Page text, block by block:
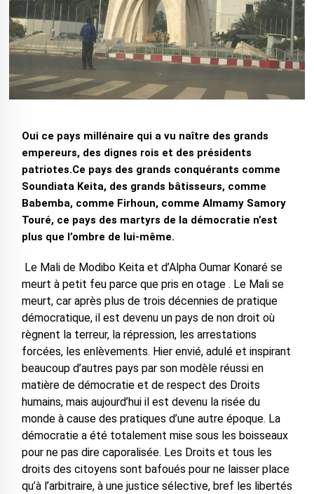
Oui ce pays millénaire qui a vu naître des grands
empereurs, des dignes rois et des présidents
patriotes.Ce pays des grands conquérants comme
Soundiata Keita, des grands bâtisseurs, comme
Babemba, comme Firhoun, comme Almamy Samory
Touré, ce pays des martyrs de la démocratie n’est
plus que l’ombre de lui-même.
Le Mali de Modibo Keita et d’Alpha Oumar Konaré se
meurt à petit feu parce que pris en otage . Le Mali se
meurt, car après plus de trois décennies de pratique
démocratique, il est devenu un pays de non droit où
règnent la terreur, la répression, les arrestations
forcées, les enlèvements. Hier envié, adulé et inspirant
beaucoup d’autres pays par son modèle réussi en
matière de démocratie et de respect des Droits
humains, mais aujourd’hui il est devenu la risée du
monde à cause des pratiques d’une autre époque. La
démocratie a été totalement mise sous les boisseaux
pour ne pas dire caporalisée. Les Droits et tous les
droits des citoyens sont bafoués pour ne laisser place
qu’à l’arbitraire, à une justice sélective, bref les libertés